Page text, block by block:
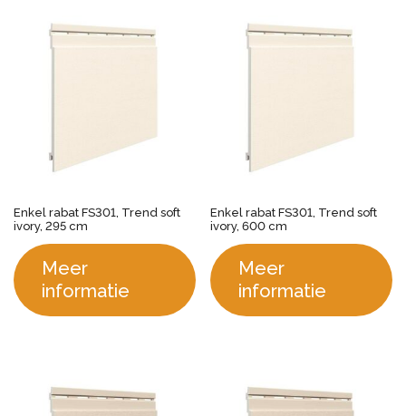
Enkel rabat FS301, Trend soft
ivory, 295 cm
Meer
informatie
Enkel rabat FS301, Trend soft
ivory, 600 cm
Meer
informatie